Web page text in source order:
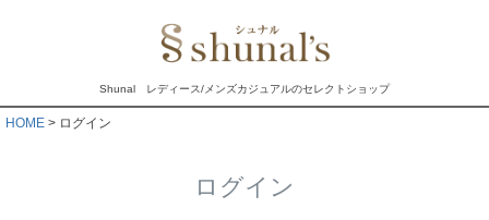
Shunal レディース/メンズカジュアルのセレクトショップ
HOME ログイン
ログイン